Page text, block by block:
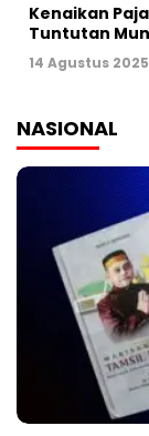
Kenaikan
Tuntutan
14 Agustus
NASIONAL